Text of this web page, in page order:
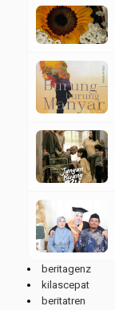
beritagenz
kilascepat
beritatren